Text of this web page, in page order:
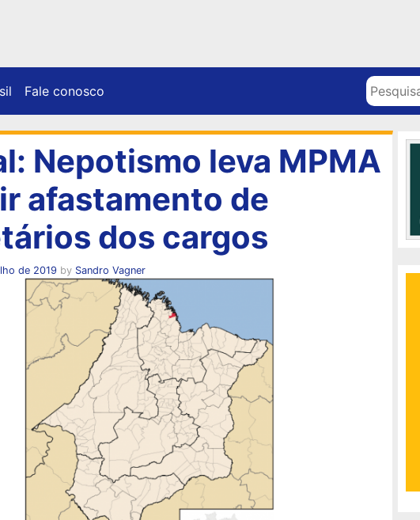
Fale conosco Pesquisar
Nepotismo leva MPMA
afastamento de
dos cargos
de 2019 by Sandro Vagner